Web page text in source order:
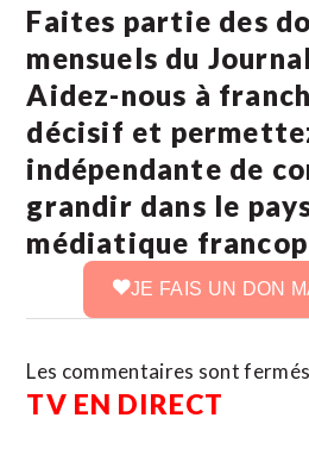
Faites partie des
mensuels du
Aidez-nous à
décisif et
indépendante de
grandir dans le
médiatique
JE FAIS UN DON
Les commentaires sont
TV EN DIRECT